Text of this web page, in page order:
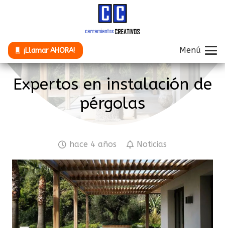
¡Llamar AHORA! Menú
Expertos en instalación de
pérgolas
hace 4 años Noticias